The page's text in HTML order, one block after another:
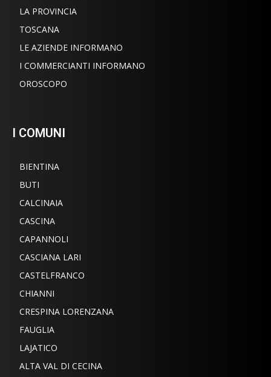
LA PROVINCIA
TOSCANA
LE AZIENDE INFORMANO
I COMMERCIANTI INFORMANO
OROSCOPO
I COMUNI
BIENTINA
BUTI
CALCINAIA
CASCINA
CAPANNOLI
CASCIANA LARI
CASTELFRANCO
CHIANNI
CRESPINA LORENZANA
FAUGLIA
LAJATICO
ALTA VAL DI CECINA